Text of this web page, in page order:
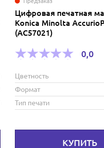
Цифровая печатная
Konica Minolta
(AC57021)
0,0
Цветность
Формат
Тип печати
КУПИТЬ